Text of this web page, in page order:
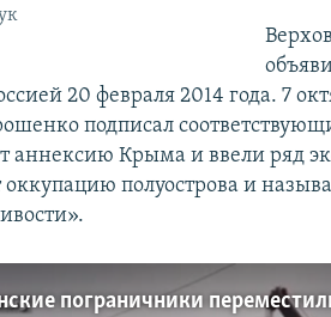
20 февраля 2014 года. 7
подписал
аннексию Крыма и ввели ряд
оккупацию полуострова и